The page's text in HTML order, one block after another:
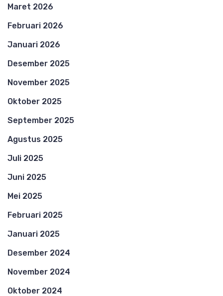
Maret 2026
Februari 2026
Januari 2026
Desember 2025
November 2025
Oktober 2025
September 2025
Agustus 2025
Juli 2025
Juni 2025
Mei 2025
Februari 2025
Januari 2025
Desember 2024
November 2024
Oktober 2024